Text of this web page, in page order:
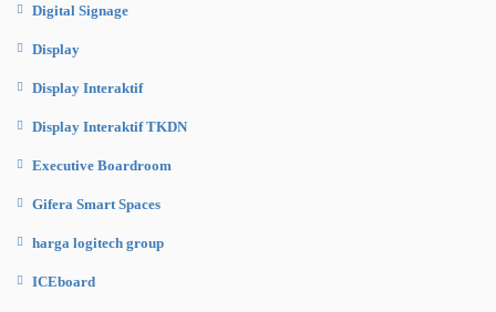
Digital Signage
Display
Display Interaktif
Display Interaktif TKDN
Executive Boardroom
Gifera Smart Spaces
harga logitech group
ICEboard